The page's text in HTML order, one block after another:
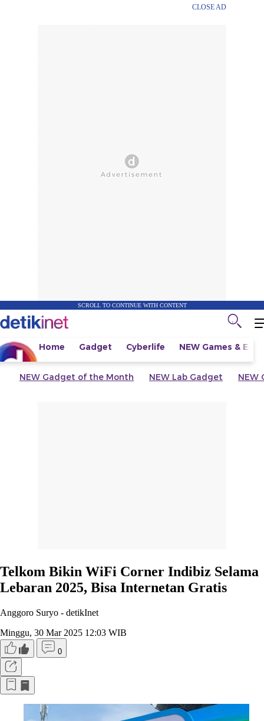
CLOSE AD
SCROLL TO CONTINUE WITH CONTENT
Home Gadget Cyberlife NEW Games &
NEW Gadget of the Month NEW Lab Gadget NEW
Telkom Bikin WiFi Corner Indibiz Selama
Lebaran 2025, Bisa Internetan Gratis
Anggoro Suryo - detikInet
Minggu, 30 Mar 2025 12:03 WIB
0